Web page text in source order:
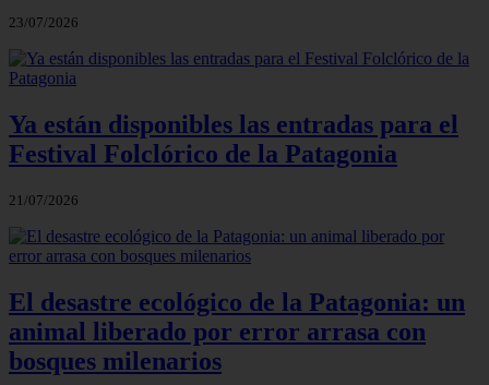
23/07/2026
Ya están disponibles las entradas para el
Festival Folclórico de la Patagonia
21/07/2026
El desastre ecológico de la Patagonia: un
animal liberado por error arrasa con
bosques milenarios